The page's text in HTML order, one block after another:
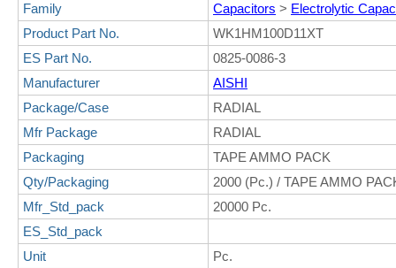
Family
Capacitors > Electrolytic
Product Part No.
WK1HM100D11XT
ES Part No.
0825-0086-3
Manufacturer
AISHI
Package/Case
RADIAL
Mfr Package
RADIAL
Packaging
TAPE AMMO PACK
Qty/Packaging
2000 (Pc.) / TAPE AMMO
Mfr_Std_pack
20000 Pc.
ES_Std_pack
Unit
Pc.